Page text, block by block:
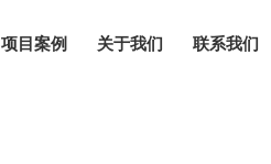
项目案例 关于我们 联系我们